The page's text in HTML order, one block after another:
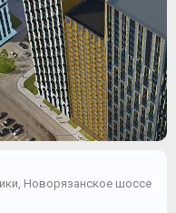
Новорязанское шоссе